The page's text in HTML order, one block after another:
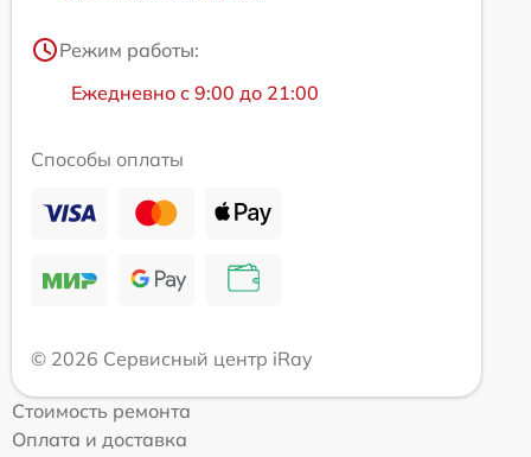
Режим работы:
Ежедневно с 9:00 до 21:00
Способы оплаты
© 2026 Сервисный центр iRay
Стоимость ремонта
Оплата и доставка